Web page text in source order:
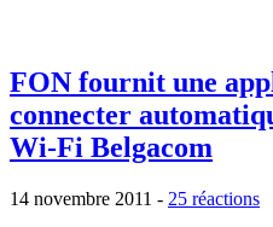
FON fournit une
connecter
Wi-Fi Belgacom
14 novembre 2011 - 25 réactions